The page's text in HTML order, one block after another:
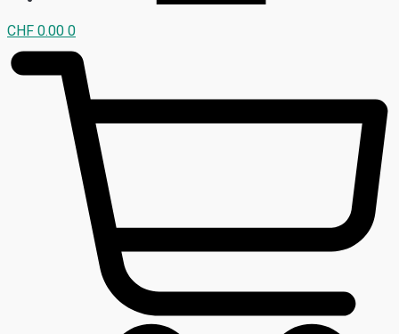
CHF 0.00 0